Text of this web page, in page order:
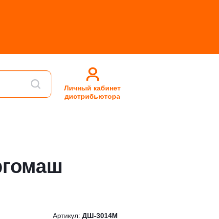
Личный кабинет
дистрибьютора
Артикул: ДШ-3014М